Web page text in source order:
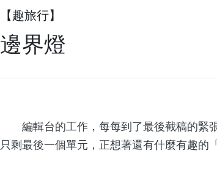
【趣旅行】
邊界燈
編輯台的工作，每每到了最後截稿的緊張
只剩最後一個單元，正想著還有什麼有趣的